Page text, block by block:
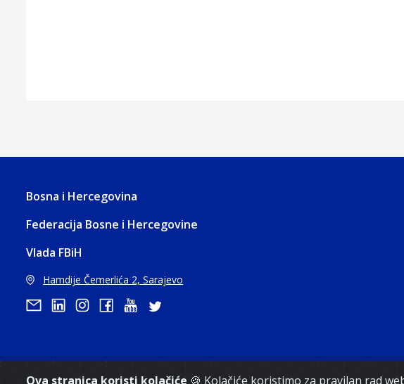
Ova stranica koristi kolačiće 🍪 Kolačiće koristimo za pravilan rad
Bosna i Hercegovina
Federacija Bosne i Hercegovine
Vlada FBiH
Hamdije Čemerlića 2, Sarajevo
Copyright